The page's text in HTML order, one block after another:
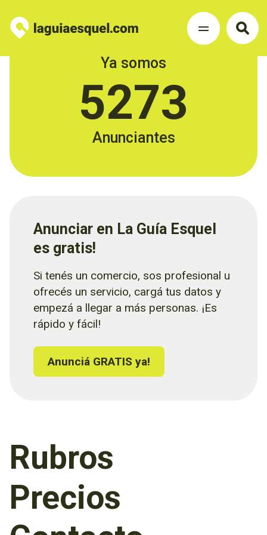
Ya somos
5273
Anunciantes
Anunciar en La Guía Esquel
es gratis!
Si tenés un comercio, sos profesional u
ofrecés un servicio, cargá tus datos y
empezá a llegar a más personas. ¡Es
rápido y fácil!
Anunciá GRATIS ya!
Rubros
Precios